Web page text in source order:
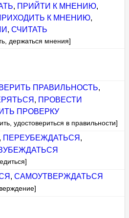
, ПРИЙТИ К МНЕНИЮ,
К МНЕНИЮ,
,СЧИТАТЬ
держаться мнения]
ПРАВИЛЬНОСТЬ,
, ПРОВЕСТИ
ПРОВЕРКУ
удостовериться в правильности]
, ПЕРЕУБЕЖДАТЬСЯ ,
, САМОУТВЕРЖДАТЬСЯ